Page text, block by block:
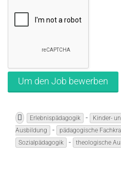
Erlebnispädagogik - Kinder-
Ausbildung
- pädagogische
Sozialpädagogik - theologische